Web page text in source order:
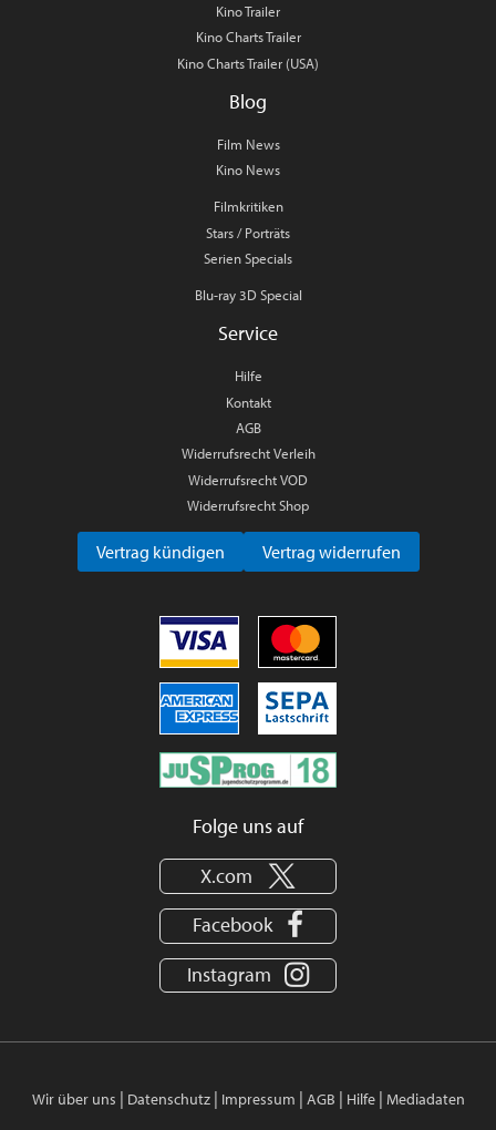
Kino Trailer
Kino Charts Trailer
Kino Charts Trailer (USA)
Blog
Film News
Kino News
Filmkritiken
Stars / Porträts
Serien Specials
Blu-ray 3D Special
Service
Hilfe
Kontakt
AGB
Widerrufsrecht Verleih
Widerrufsrecht VOD
Widerrufsrecht Shop
Vertrag kündigen Vertrag widerrufen
Folge uns auf
X.com
Facebook
Instagram
Wir über uns | Datenschutz| Impressum | AGB | Hilfe| Mediadaten